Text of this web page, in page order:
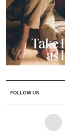
FOLLOW US